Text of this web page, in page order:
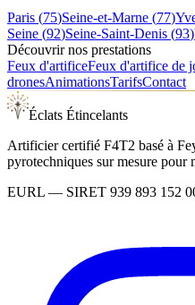
Paris (75)Seine-et-Marne (77)
Seine (92)Seine-Saint-Denis (93)
Découvrir nos prestations
Feux d'artificeFeux d'artifice de
dronesAnimationsTarifsContact
Éclats Étincelants
Artificier certifié F4T2 basé à
pyrotechniques sur mesure pour
EURL — SIRET 939 893 152